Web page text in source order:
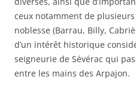
ceux notamment de
noblesse (Barrau, Billy,
d’un intérêt historique
seigneurie de Sévérac qui
entre les mains des Arpajon.